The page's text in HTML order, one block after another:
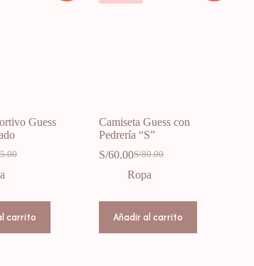
Guess
carrito
Camiseta Guess con
Pedrería “S”
S/80.00
S/60.00
Ropa
Añadir al carrito